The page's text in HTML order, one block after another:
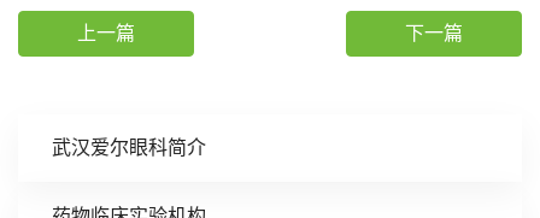
武汉爱尔眼科简介
上一篇 下一篇